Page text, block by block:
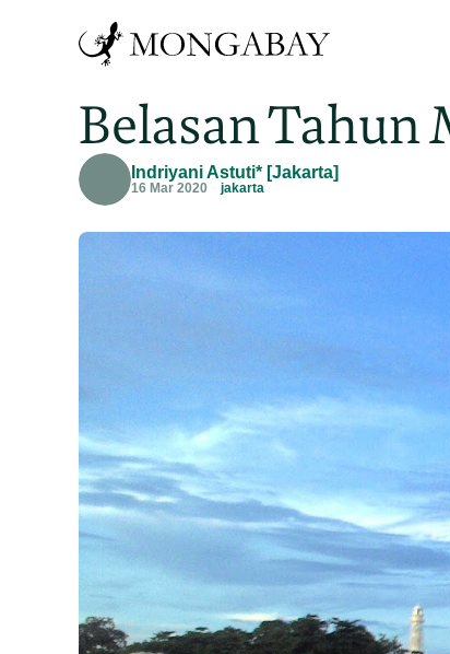
Belasan Tahun
Indriyani Astuti* [Jakarta]
16 Mar 2020 jakarta